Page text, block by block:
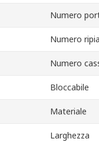
Numero
Numero
Numero
Bloccabile
Materiale
Larghezza